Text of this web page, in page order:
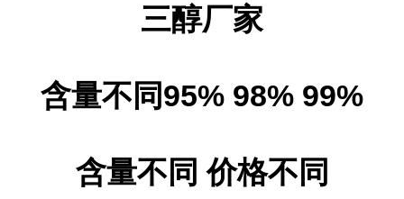
三醇厂家
含量不同95% 98% 99%
含量不同 价格不同